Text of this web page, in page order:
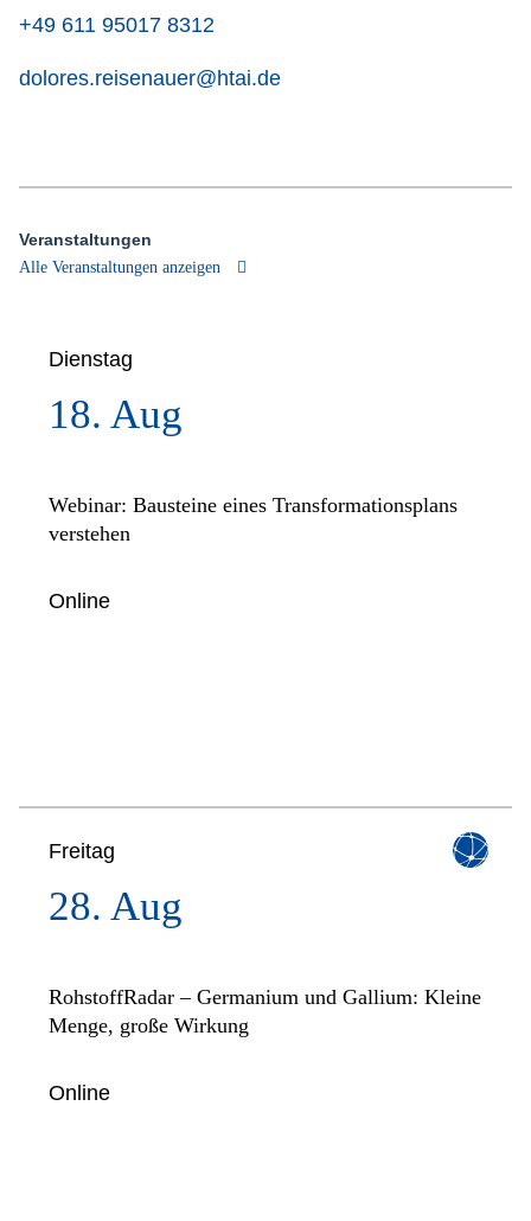
+49 611 95017 8312
dolores.reisenauer@htai.de
Veranstaltungen
Alle Veranstaltungen anzeigen
Dienstag
18. Aug
Webinar: Bausteine eines Transformationsplans
verstehen
Online
Freitag
28. Aug
RohstoffRadar – Germanium und Gallium: Kleine
Menge, große Wirkung
Online